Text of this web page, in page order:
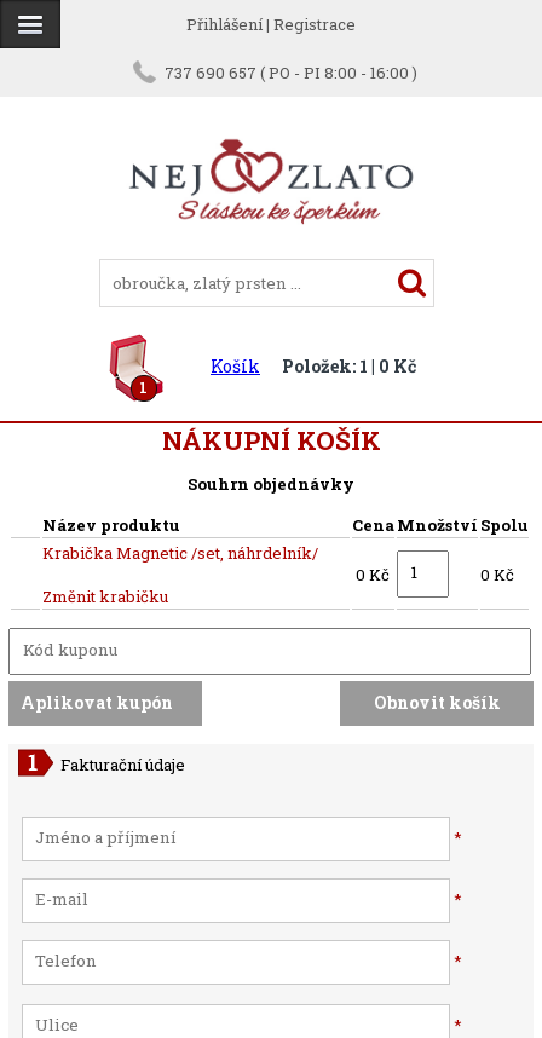
Přihlášení| Registrace
737 690 657 ( PO - PI 8:00 - 16:00 )
1
Košík Položek: 1 | 0 Kč
NÁKUPNÍ KOŠÍK
Souhrn objednávky
Název produktu
CenaMnožství Spolu
Krabička Magnetic /set, náhrdelník/
Změnit krabičku
0 Kč 0 Kč
Fakturační údaje
*
*
*
*